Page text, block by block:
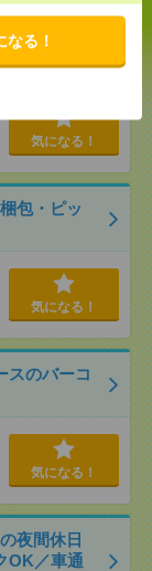
なる！
日払い
気になる！
包・ピッ
気になる！
スのバーコ
気になる！
夜間休日
OK／車通